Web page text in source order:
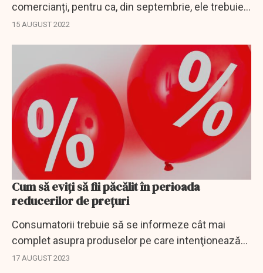
comercianți, pentru ca, din septembrie, ele trebuie
aplicate și de bănci, IFN-uri și case de amanet.
15 AUGUST 2022
Cum să eviţi să fii păcălit în perioada
reducerilor de preţuri
Consumatorii trebuie să se informeze cât mai
complet asupra produselor pe care intenţionează
să le achiziţioneze şi să acorde maximă atenţie
17 AUGUST 2023